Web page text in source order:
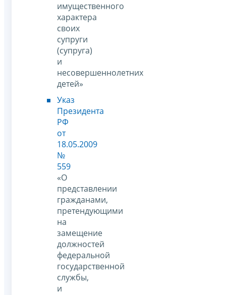
имущественного
характера
своих
супруги
(супруга)
и
несовершеннолетних
детей»
Указ
Президента
РФ
от
18.05.2009
№
559
«О
представлении
гражданами,
претендующими
на
замещение
должностей
федеральной
государственной
службы,
и